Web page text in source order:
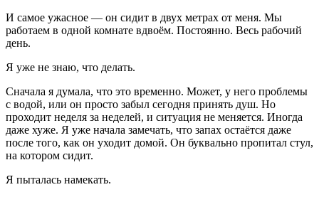
И самое ужасное — он сидит в двух метрах от меня. Мы
работаем в одной комнате вдвоём. Постоянно. Весь рабочий
день.
Я уже не знаю, что делать.
Сначала я думала, что это временно. Может, у него проблемы
с водой, или он просто забыл сегодня принять душ. Но
проходит неделя за неделей, и ситуация не меняется. Иногда
даже хуже. Я уже начала замечать, что запах остаётся даже
после того, как он уходит домой. Он буквально пропитал стул,
на котором сидит.
Я пыталась намекать.